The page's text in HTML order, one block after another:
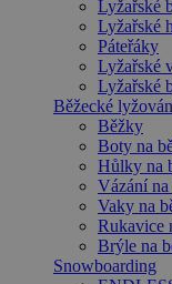
Lyžařské
Lyžařské
Páteřáky
Lyžařské
Lyžařské
Běžecké
Běžky
Boty na
Hůlky na
Vázání
Vaky na
Rukavice
Brýle na
Snowboarding